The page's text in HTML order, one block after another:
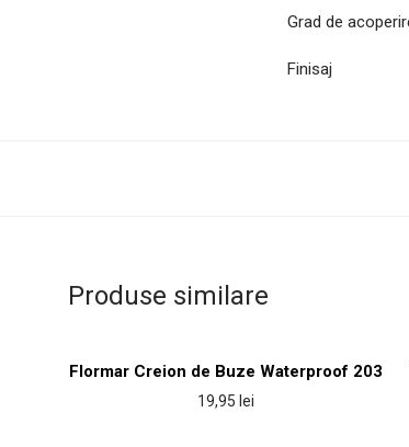
Grad de
Finisaj
Produse similare
Flormar Creion de Buze Waterproof 203
19,95 lei